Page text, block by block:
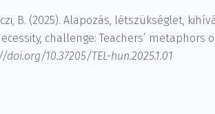
B. (2025). Alapozás, létszükséglet,
challenge: Teachers’ metaphors
doi.org/10.37205/TEL-hun.2025.1.01